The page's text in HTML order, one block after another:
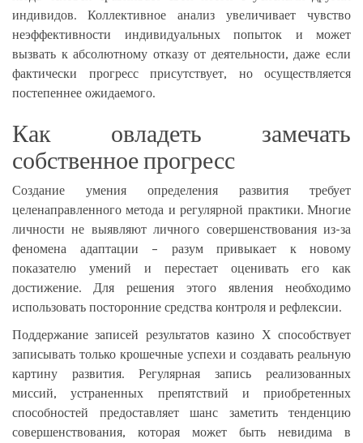
индивидов. Коллективное анализ увеличивает чувство
неэффективности индивидуальных попыток и может
вызвать к абсолютному отказу от деятельности, даже если
фактически прогресс присутствует, но осуществляется
постепеннее ожидаемого.
Как овладеть замечать
собственное прогресс
Создание умения определения развития требует
целенаправленного метода и регулярной практики. Многие
личности не выявляют личного совершенствования из-за
феномена адаптации – разум привыкает к новому
показателю умений и перестает оценивать его как
достижение. Для решения этого явления необходимо
использовать посторонние средства контроля и рефлексии.
Поддержание записей результатов казино Х способствует
записывать только крошечные успехи и создавать реальную
картину развития. Регулярная запись реализованных
миссий, устраненных препятствий и приобретенных
способностей предоставляет шанс заметить тенденцию
совершенствования, которая может быть невидима в